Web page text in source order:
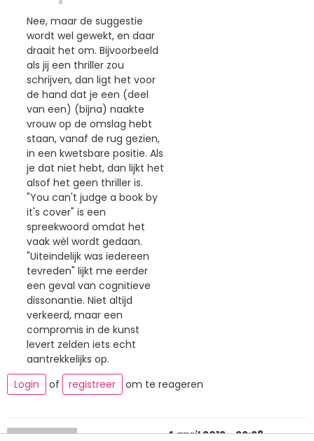
Nee, maar de suggestie
wordt wel gewekt, en daar
draait het om. Bijvoorbeeld
als jij een thriller zou
schrijven, dan ligt het voor
de hand dat je een (deel
van een) (bijna) naakte
vrouw op de omslag hebt
staan, vanaf de rug gezien,
in een kwetsbare positie. Als
je dat niet hebt, dan lijkt het
alsof het geen thriller is.
"You can't judge a book by
it's cover" is een
spreekwoord omdat het
vaak wèl wordt gedaan.
"Uiteindelijk was iedereen
tevreden" lijkt me eerder
een geval van cognitieve
dissonantie. Niet altijd
verkeerd, maar een
compromis in de kunst
levert zelden iets echt
aantrekkelijks op.
Login
of registreer om te reageren
4 april 2012 - 22:28